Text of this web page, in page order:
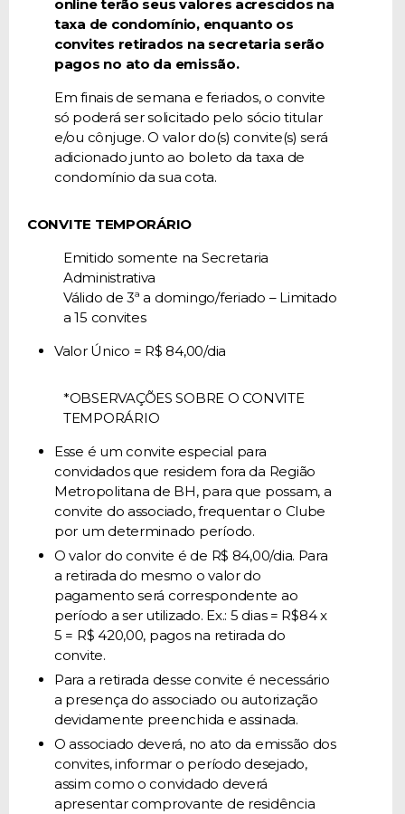
online terão seus valores acrescidos na
taxa de condomínio, enquanto os
convites retirados na secretaria serão
pagos no ato da emissão.
Em finais de semana e feriados, o convite
só poderá ser solicitado pelo sócio titular
e/ou cônjuge. O valor do(s) convite(s) será
adicionado junto ao boleto da taxa de
condomínio da sua cota.
CONVITE TEMPORÁRIO
Emitido somente na Secretaria
Administrativa
Válido de 3ª a domingo/feriado – Limitado
a 15 convites
Valor Único = R$ 84,00/dia
*OBSERVAÇÕES SOBRE O CONVITE
TEMPORÁRIO
Esse é um convite especial para
convidados que residem fora da Região
Metropolitana de BH, para que possam, a
convite do associado, frequentar o Clube
por um determinado período.
O valor do convite é de R$ 84,00/dia. Para
a retirada do mesmo o valor do
pagamento será correspondente ao
período a ser utilizado. Ex.: 5 dias = R$84 x
5 = R$ 420,00, pagos na retirada do
convite.
Para a retirada desse convite é necessário
a presença do associado ou autorização
devidamente preenchida e assinada.
O associado deverá, no ato da emissão dos
convites, informar o período desejado,
assim como o convidado deverá
apresentar comprovante de residência